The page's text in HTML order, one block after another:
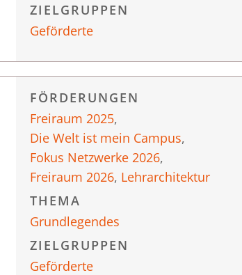
ZIELGRUPPEN
Geförderte
FÖRDERUNGEN
Freiraum 2025,
Die Welt ist mein Campus,
Fokus Netzwerke 2026,
Freiraum 2026, Lehrarchitektur
THEMA
Grundlegendes
ZIELGRUPPEN
Geförderte